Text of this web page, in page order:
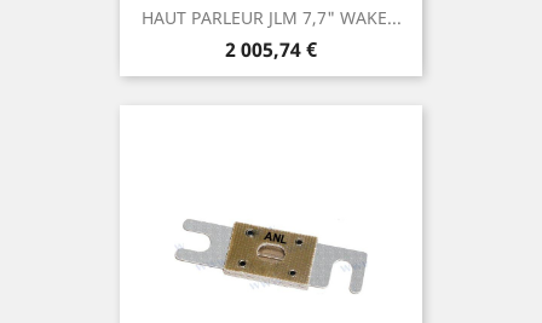
HAUT PARLEUR JLM 7,7" WAKE...
Prix
2 005,74 €